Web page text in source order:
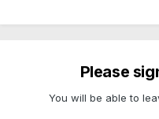
Please
You will be able to